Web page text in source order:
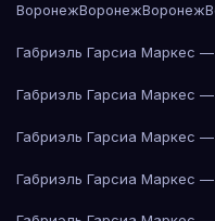
ВоронежВоронежВоронеж
Габриэль Гарсиа Маркес
Габриэль Гарсиа Маркес
Габриэль Гарсиа Маркес
Габриэль Гарсиа Маркес